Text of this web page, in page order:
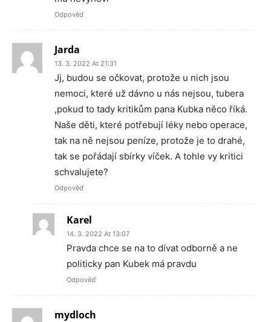
Odpověď
Jarda
13. 3. 2022 At 21:31
Jj, budou se očkovat, protože u nich jsou
nemoci, které už dávno u nás nejsou, tubera
,pokud to tady kritikům pana Kubka něco říká.
Naše děti, které potřebují léky nebo operace,
tak na ně nejsou peníze, protože je to drahé,
tak se pořádají sbírky víček. A tohle vy kritici
schvalujete?
Odpověď
Karel
14. 3. 2022 At 13:07
Pravda chce se na to dívat odborně a ne
politicky pan Kubek má pravdu
Odpověď
mydloch